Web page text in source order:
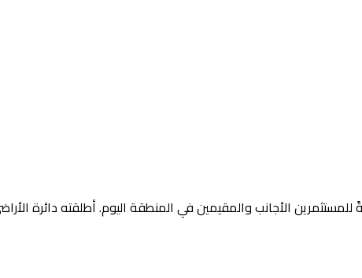
الأجانب والمقيمين في المنطقة اليوم. أطلقته دائرة